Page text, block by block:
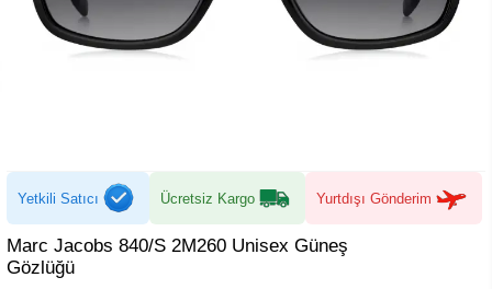
Yetkili Satıcı Ücretsiz Kargo Yurtdışı Gönderim
Marc Jacobs 840/S 2M260 Unisex Güneş
Gözlüğü